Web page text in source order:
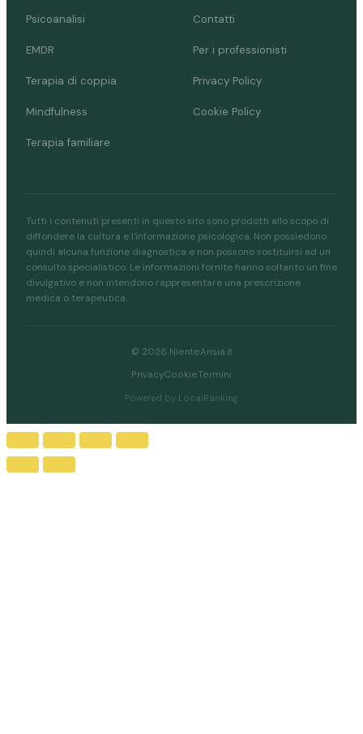
Psicoanalisi
EMDR
Terapia di coppia
Mindfulness
Terapia familiare
Contatti
Per i professionisti
Privacy Policy
Cookie Policy
Tutti i contenuti presenti in questo sito sono prodotti allo scopo di
diffondere la cultura e l'informazione psicologica. Non possiedono
quindi alcuna funzione diagnostica e non possono sostituirsi ad un
consulto specialistico. Le informazioni fornite hanno soltanto un fine
divulgativo e non intendono rappresentare una prescrizione
medica o terapeutica.
© 2026 NienteAnsia.it
PrivacyCookieTermini
Powered by LocalRanking